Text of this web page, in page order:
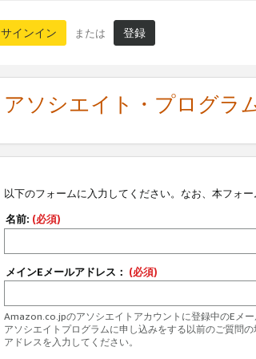
サインイン または 登録
アソシエイト・プログラ
以下のフォームに入力してください。なお、本フォ
名前: (必須)
メインEメールアドレス： (必須)
Amazon.co.jpのアソシエイトアカウントに登録中のEメー
アソシエイトプログラムに申し込みをする以前のご質問
アドレスを入力してください。